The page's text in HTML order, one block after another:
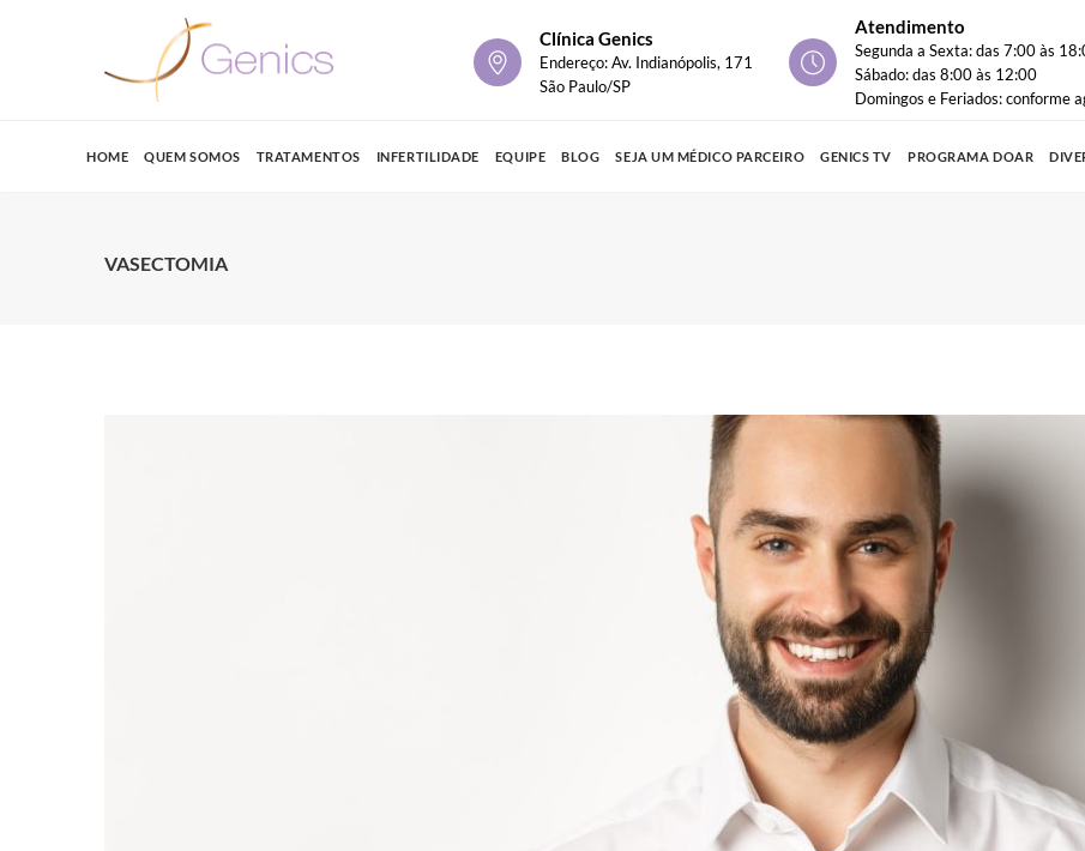
Clínica Genics
Endereço: Av. Indianópolis, 171
São Paulo/SP
Atendimento
Segunda a Sexta: das 7:00 às
Sábado: das 8:00 às 12:00
Domingos e Feriados: conforme
HOME QUEM SOMOS TRATAMENTOS INFERTILIDADE EQUIPE BLOG SEJA UM MÉDICO PARCEIRO GENICS TV PROGRAMA DOAR
VASECTOMIA